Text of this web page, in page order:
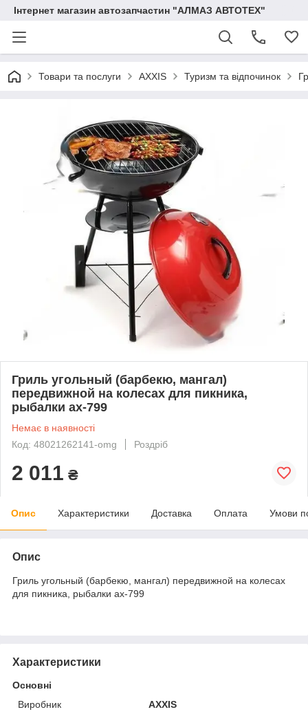
Інтернет магазин автозапчастин "АЛМАЗ АВТОТЕХ"
Товари та послуги AXXIS Туризм та відпочинок
Гриль угольный (барбекю, мангал)
передвижной на колесах для пикника,
рыбалки ax-799
Немає в наявності
Код: 48021262141-omg
Роздріб
2 011 ₴
Опис Характеристики Доставка Оплата Умови
Опис
Гриль угольный (барбекю, мангал) передвижной на колесах
для пикника, рыбалки ax-799
Характеристики
Основні
Виробник
AXXIS